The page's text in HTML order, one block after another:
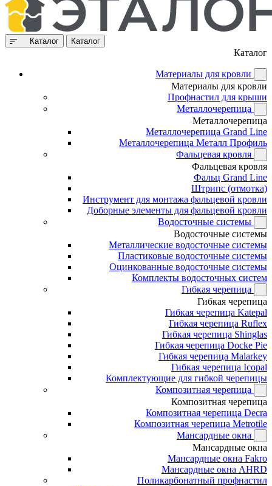
Каталог Каталог
Каталог
Материалы для кровли
Материалы для кровли
Профнастил для крыши
Металлочерепица
Металлочерепица
Металлочерепица Grand Line
Металлочерепица Металл Профиль
Фальцевая кровля
Фальцевая кровля
Фальц Grand Line
Штрипс (отмотка)
Инструмент для монтажа фальцевой кровли
Доборные элементы для фальцевой кровли
Водосточные системы
Водосточные системы
Металлические водосточные системы
Пластиковые водосточные системы
Оцинкованные водосточные системы
Комплекты водосточных систем
Гибкая черепица
Гибкая черепица
Гибкая черепица Katepal
Гибкая черепица Ruflex
Гибкая черепица Shinglas
Гибкая черепица Docke Pie
Гибкая черепица Malarkey
Гибкая черепица Icopal
Комплектующие для гибкой черепицы
Композитная черепица
Композитная черепица
Композитная черепица Decra
Композитная черепица Metrotile
Мансардные окна
Мансардные окна
Мансардные окна Fakro
Мансардные окна AHRD
Поликарбонатный профнастил